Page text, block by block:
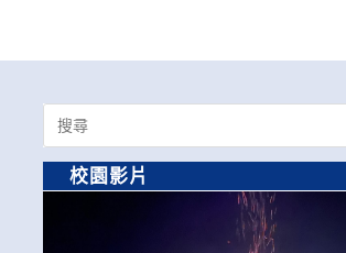
Search
for:
校園影片